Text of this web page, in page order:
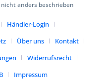
anders beschrieben
Händler-Login
Über uns
Kontakt
Widerrufsrecht
Impressum